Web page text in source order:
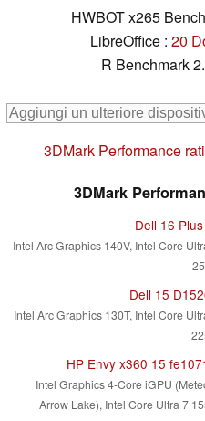
HWBOT x265
LibreOffice : 20
R Benchmark
3DMark Performance
3DMark
Dell 16 Plus
Intel Arc Graphics 140V, Intel Core
Dell 15
Intel Arc Graphics 130T, Intel Core
HP Envy x360 15
Intel Graphics 4-Core iGPU
Arrow Lake), Intel Core Ultra 7